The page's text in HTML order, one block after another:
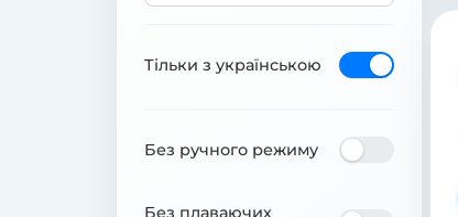
Тільки з українською
Без ручного режиму
Без плаваючих